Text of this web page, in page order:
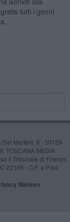
tutti i giorni
Martelli, 8 - 50129
TOSCANA MEDIA
il Tribunale di Firenze
22105 - C.F. e P.Iva
Nielsen